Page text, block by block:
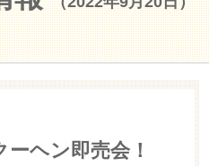
ヘン即売会！